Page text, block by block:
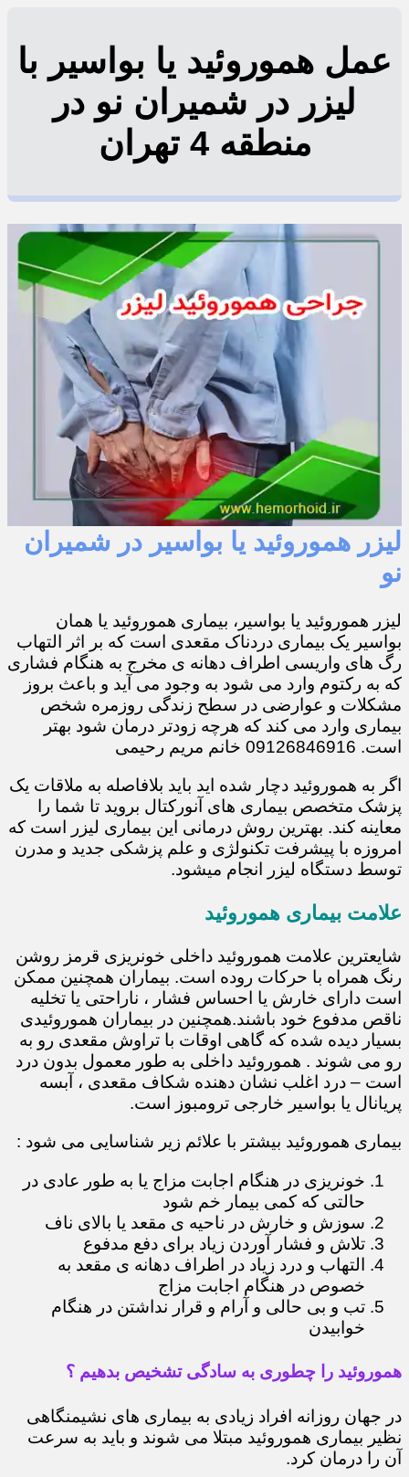
عمل هموروئید یا بواسیر با
لیزر در شمیران نو در
منطقه 4 تهران
لیزر هموروئید یا بواسیر در شمیران
نو
لیزر هموروئید یا بواسیر، بیماری هموروئید یا همان
بواسیر یک بیماری دردناک مقعدی است که بر اثر التهاب
رگ های واریسی اطراف دهانه ی مخرج به هنگام فشاری
که به رکتوم وارد می شود به وجود می آید و باعث بروز
مشکلات و عوارضی در سطح زندگی روزمره شخص
بیماری وارد می کند که هرچه زودتر درمان شود بهتر
است. 09126846916 خانم مریم رحیمی
اگر به هموروئید دچار شده اید باید بلافاصله به ملاقات یک
پزشک متخصص بیماری های آنورکتال بروید تا شما را
معاینه کند. بهترین روش درمانی این بیماری لیزر است که
امروزه با پیشرفت تکنولژی و علم پزشکی جدید و مدرن
توسط دستگاه لیزر انجام میشود.
علامت بیماری هموروئید
شایعترین علامت هموروئید داخلی خونریزی قرمز روشن
رنگ همراه با حرکات روده است. بیماران همچنین ممکن
است دارای خارش یا احساس فشار ، ناراحتی یا تخلیه
ناقص مدفوع خود باشند.همچنین در بیماران هموروئیدی
بسیار دیده شده که گاهی اوقات با تراوش مقعدی رو به
رو می شوند . هموروئید داخلی به طور معمول بدون درد
است – درد اغلب نشان دهنده شکاف مقعدی ، آبسه
پریانال یا بواسیر خارجی ترومبوز است.
بیماری هموروئید بیشتر با علائم زیر شناسایی می شود :
خونریزی در هنگام اجابت مزاج یا به طور عادی در
حالتی که کمی بیمار خم شود
سوزش و خارش در ناحیه ی مقعد یا بالای ناف
تلاش و فشار آوردن زیاد برای دفع مدفوع
التهاب و درد زیاد در اطراف دهانه ی مقعد به
خصوص در هنگام اجابت مزاج
تب و بی حالی و آرام و قرار نداشتن در هنگام
خوابیدن
هموروئید را چطوری به سادگی تشخیص بدهیم ؟
در جهان روزانه افراد زیادی به بیماری های نشیمنگاهی
نظیر بیماری هموروئید مبتلا می شوند و باید به سرعت
آن را درمان کرد.